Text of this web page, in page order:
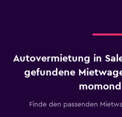
The
chart
has
axis
Autovermietung in
gefundene
Finde den passenden